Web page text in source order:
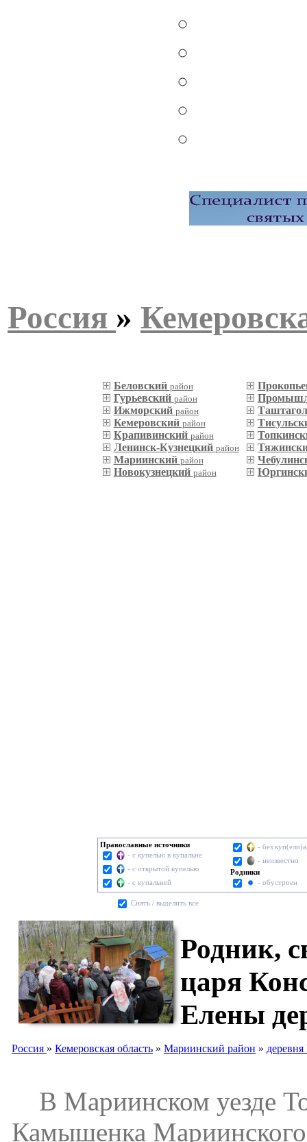
Россия »
Беловский район
Гурьевский район
Ижморский район
Кемеровский район
Крапивинский район
Ленинск-Кузнецкий район
Мариинский район
Новокузнецкий район
Православные источники
- с купелью в купальне
- с открытой купелью
- с купальней
- без
- неизвестно
Родники
- обустроен
Cнять / выделить все
Родник,
царя
Елены
Россия » Кемеровская область » Мариинский район »
В Мариинском уезде
Камышенка Мариинского